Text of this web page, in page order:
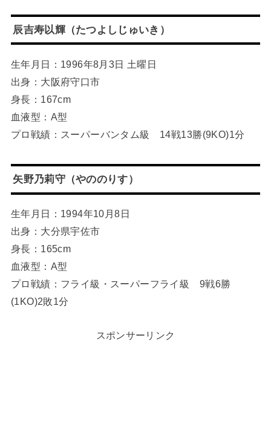
辰吉寿以輝（たつよしじゅいき）
生年月日：1996年8月3日 土曜日
出身：大阪府守口市
身長：167cm
血液型：A型
プロ戦績：スーパーバンタム級 14戦13勝(9KO)1分
矢野乃莉守（やののりす）
生年月日：1994年10月8日
出身：大分県宇佐市
身長：165cm
血液型：A型
プロ戦績：フライ級・スーパーフライ級 9戦6勝
(1KO)2敗1分
スポンサーリンク